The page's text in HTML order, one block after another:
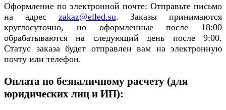
Оформление по электронной почте: Отправьте письмо
на адрес zakaz@elled.su. Заказы принимаются
круглосуточно, но оформленные после 18:00
обрабатываются на следующий день после 9:00.
Статус заказа будет отправлен вам на электронную
почту или телефон.
Оплата по безналичному расчету (для
юридических лиц и ИП):